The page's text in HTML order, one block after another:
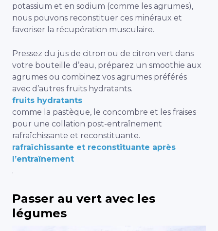
potassium et en sodium (comme les agrumes),
nous pouvons reconstituer ces minéraux et
favoriser la récupération musculaire.
Pressez du jus de citron ou de citron vert dans
votre bouteille d’eau, préparez un smoothie aux
agrumes ou combinez vos agrumes préférés
avec d’autres fruits hydratants.
fruits hydratants
comme la pastèque, le concombre et les fraises
pour une collation post-entraînement
rafraîchissante et reconstituante.
rafraîchissante et reconstituante après
l’entraînement
.
Passer au vert avec les
légumes